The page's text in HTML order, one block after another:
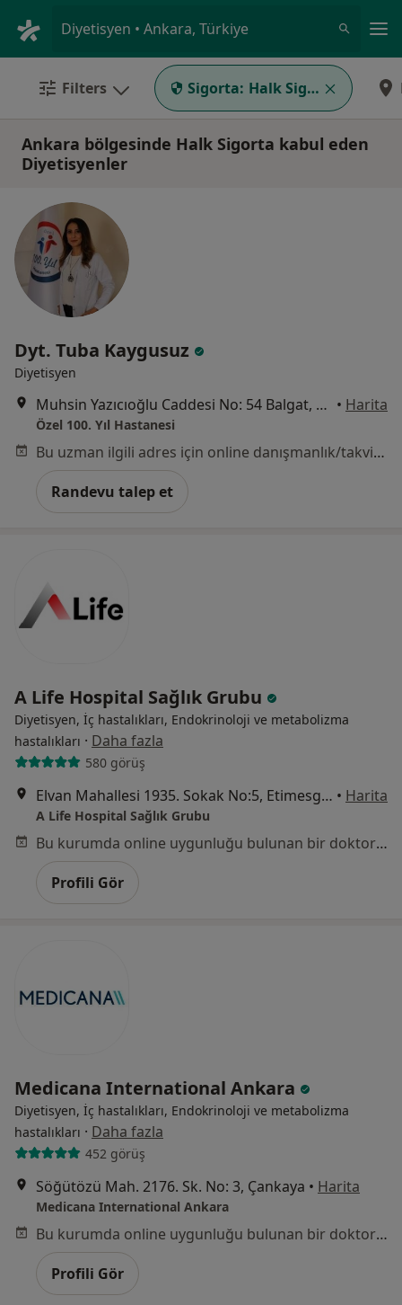
Diyetisyen • Ankara, Türkiye
Filters Sigorta: Halk Sigorta
Ankara bölgesinde Halk Sigorta kabul eden
Diyetisyenler
Dyt. Tuba Kaygusuz
Diyetisyen
Muhsin Yazıcıoğlu Caddesi No: 54 Balgat, Çankaya • Harita
Özel 100. Yıl Hastanesi
Bu uzman ilgili adres için online danışmanlık/takvim sunmuyor.
Randevu talep et
A Life Hospital Sağlık Grubu
Diyetisyen, İç hastalıkları, Endokrinoloji ve metabolizma
hastalıkları · Daha fazla
580 görüş
Elvan Mahallesi 1935. Sokak No:5, Etimesgut • Harita
A Life Hospital Sağlık Grubu
Bu kurumda online uygunluğu bulunan bir doktor veya uzman bulunamadı
Profili Gör
Medicana International Ankara
Diyetisyen, İç hastalıkları, Endokrinoloji ve metabolizma
hastalıkları · Daha fazla
452 görüş
Söğütözü Mah. 2176. Sk. No: 3, Çankaya • Harita
Medicana International Ankara
Bu kurumda online uygunluğu bulunan bir doktor veya uzman bulunamadı
Profili Gör